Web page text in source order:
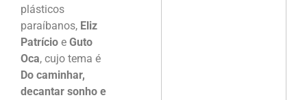
plásticos
paraíbanos, Eliz
Patrício e Guto
Oca, cujo tema é
Do caminhar,
decantar sonho e